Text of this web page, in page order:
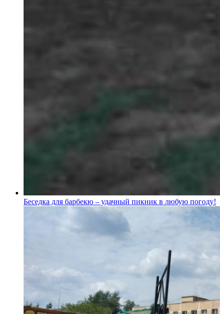
Беседка для барбекю – удачный пикник в любую погоду!